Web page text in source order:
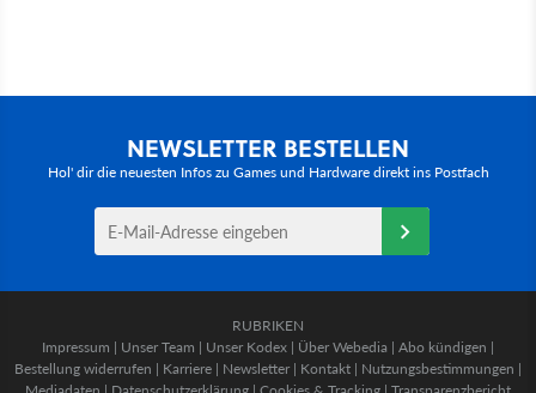
NEWSLETTER BESTELLEN
Hol' dir die neuesten Infos zu Games und Hardware direkt ins Postfach
RUBRIKEN
Impressum | Unser Team | Unser Kodex | Über Webedia | Abo kündigen |
Bestellung widerrufen | Karriere | Newsletter | Kontakt | Nutzungsbestimmungen |